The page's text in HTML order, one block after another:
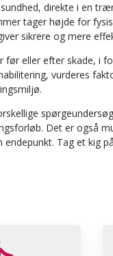
direkte i en
tager højde for
sikrere og mere
før eller efter skade, i
vurderes
Det er også
Tag et kig